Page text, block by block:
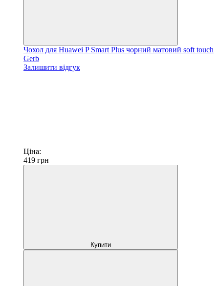
Чохол для Huawei P Smart Plus чорний матовий soft touch
Gerb
Залишити відгук
Ціна:
419 грн
Купити